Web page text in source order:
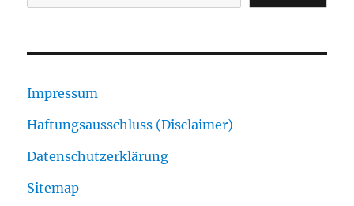
Impressum
Haftungsausschluss (Disclaimer)
Datenschutzerklärung
Sitemap